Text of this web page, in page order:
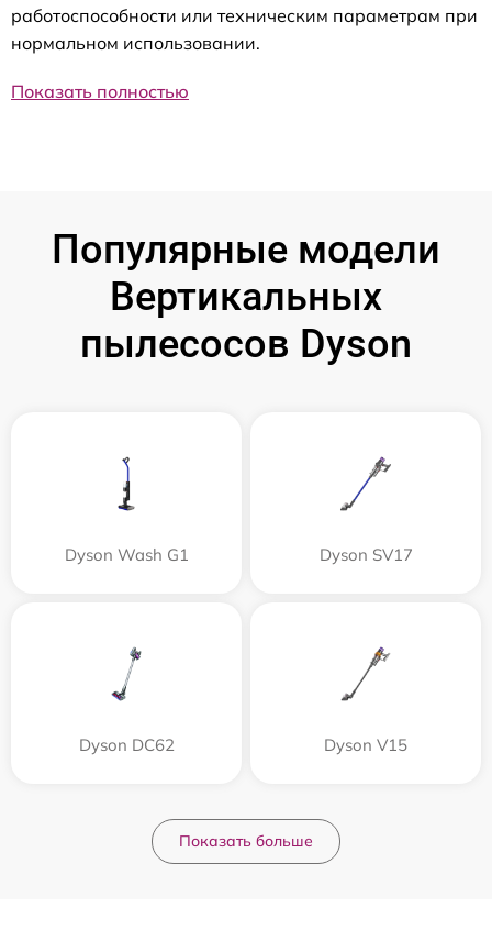
работоспособности или техническим параметрам при
нормальном использовании.
Показать полностью
Популярные модели
Вертикальных
пылесосов Dyson
Dyson Wash G1 Dyson SV17
Dyson DC62 Dyson V15
Показать больше